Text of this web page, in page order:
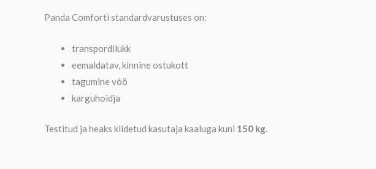
Panda Comforti standardvarustuses on:
transpordilukk
eemaldatav, kinnine ostukott
tagumine vöö
karguhoidja
Testitud ja heaks kiidetud kasutaja kaaluga kuni 150 kg.